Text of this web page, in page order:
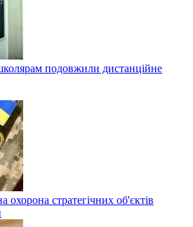
подовжили дистанційне
стратегічних об'єктів